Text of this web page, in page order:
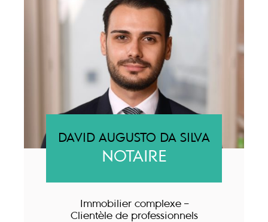
DAVID AUGUSTO DA SILVA
NOTAIRE
Immobilier complexe –
Clientèle de professionnels